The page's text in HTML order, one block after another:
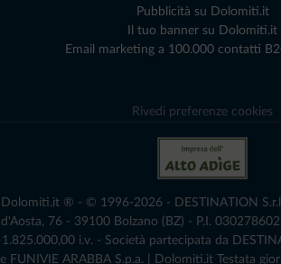
Pubblicità su Dolomiti.it
Il tuo banner su Dolomiti.it
Email marketing a 100.000 contatti
Rivedi preferenze cookies
Dolomiti.it ® - © 1996-2026 - DESTINATION
d'Aosta, 76 - 39100 Bolzano (BZ) - P.I.
1.825.000,00 i.v. - Società partecipata da
e FUNIVIE ARABBA S.p.a. | Dolomiti.it Testata